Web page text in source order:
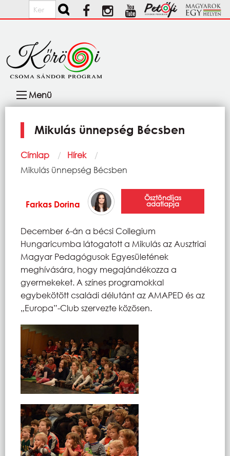
Ugrás a tartalomra
Keresés
navigáció
Menü
Mikulás ünnepség Bécsben
Morzsa
Címlap
Hírek
Current:
Mikulás ünnepség Bécsben
Farkas Dorina
Ösztöndíjas
adatlapja
December 6-án a bécsi Collegium
Hungaricumba látogatott a Mikulás az Ausztriai
Magyar Pedagógusok Egyesületének
meghívására, hogy megajándékozza a
gyermekeket. A színes programokkal
egybekötött családi délutánt az AMAPED és az
„Europa”-Club szervezte közösen.